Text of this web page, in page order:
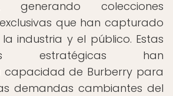
colecciones
que han capturado
industria y el público. Estas
estratégicas han
de Burberry para
demandas cambiantes del